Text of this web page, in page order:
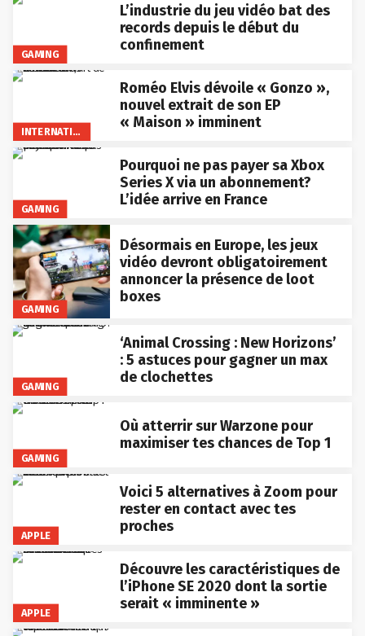
GAMING
L’industrie du jeu vidéo bat des
records depuis le début du
confinement
INTERNATIONAL
Roméo Elvis dévoile « Gonzo »,
nouvel extrait de son EP
« Maison » imminent
GAMING
Pourquoi ne pas payer sa Xbox
Series X via un abonnement?
L’idée arrive en France
GAMING
Désormais en Europe, les jeux
vidéo devront obligatoirement
annoncer la présence de loot
boxes
GAMING
‘Animal Crossing : New Horizons’
: 5 astuces pour gagner un max
de clochettes
GAMING
Où atterrir sur Warzone pour
maximiser tes chances de Top 1
APPLE
Voici 5 alternatives à Zoom pour
rester en contact avec tes
proches
APPLE
Découvre les caractéristiques de
l’iPhone SE 2020 dont la sortie
serait « imminente »